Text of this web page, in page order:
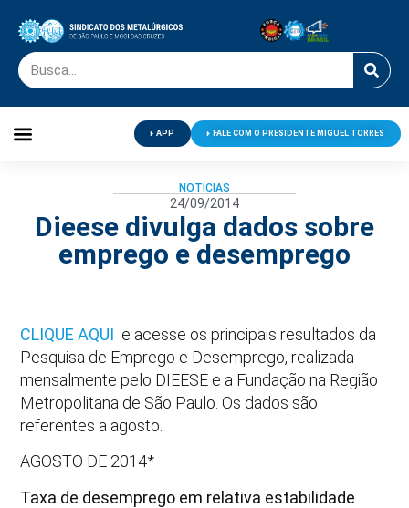
APP FALE COM O PRESIDENTE MIGUEL TORRES
NOTÍCIAS
24/09/2014
Dieese divulga dados sobre
emprego e desemprego
CLIQUE AQUI e acesse os principais resultados da
Pesquisa de Emprego e Desemprego, realizada
mensalmente pelo DIEESE e a Fundação na Região
Metropolitana de São Paulo. Os dados são
referentes a agosto.
AGOSTO DE 2014*
Taxa de desemprego em relativa estabilidade